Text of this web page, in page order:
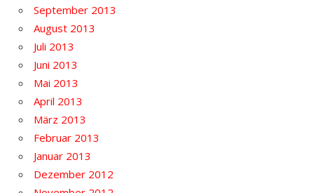
September 2013
August 2013
Juli 2013
Juni 2013
Mai 2013
April 2013
März 2013
Februar 2013
Januar 2013
Dezember 2012